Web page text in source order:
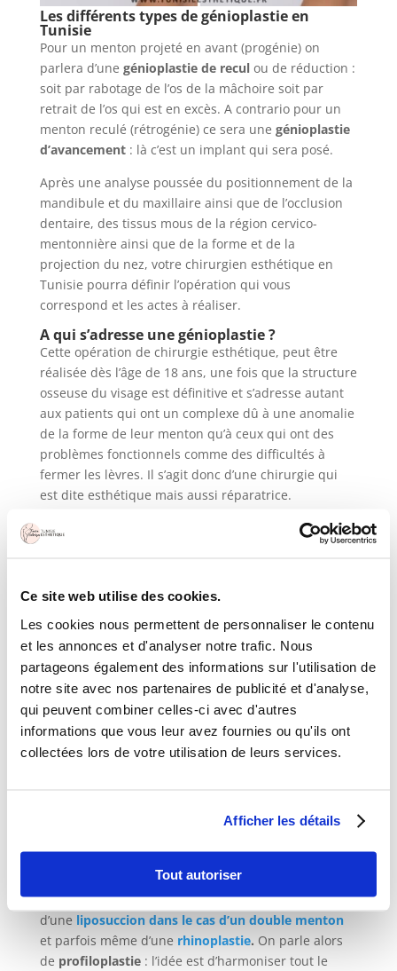
Ce site web utilise des cookies.
Les cookies nous permettent de personnaliser le contenu
et les annonces et d'analyser notre trafic. Nous
partageons également des informations sur l'utilisation de
notre site avec nos partenaires de publicité et d'analyse,
qui peuvent combiner celles-ci avec d'autres
informations que vous leur avez fournies ou qu'ils ont
collectées lors de votre utilisation de leurs services.
Afficher les détails
Tout autoriser
Les différents types de génioplastie en
Tunisie
Pour un menton projeté en avant (progénie) on
parlera d’une génioplastie de reculou de réduction :
soit par rabotage de l’os de la mâchoire soit par
retrait de l’os qui est en excès. A contrario pour un
menton reculé (rétrogénie) ce sera une génioplastie
d’avancement: là c’est un implant qui sera posé.
Après une analyse poussée du positionnement de la
mandibule et du maxillaire ainsi que de l’occlusion
dentaire, des tissus mous de la région cervico-
mentonnière ainsi que de la forme et de la
projection du nez, votre chirurgien esthétique en
Tunisie pourra définir l’opération qui vous
correspond et les actes à réaliser.
A qui s’adresse une génioplastie ?
Cette opération de chirurgie esthétique, peut être
réalisée dès l’âge de 18 ans, une fois que la structure
osseuse du visage est définitive et s’adresse autant
aux patients qui ont un complexe dû à une anomalie
de la forme de leur menton qu’à ceux qui ont des
problèmes fonctionnels comme des difficultés à
fermer les lèvres. Il s’agit donc d’une chirurgie qui
est dite esthétique mais aussi réparatrice.
Le déroulement d’une génioplastie en
Tunisie
actes à réaliser. La durée est généralement comprise
entre 30 minutes et 2h. Dans tous les cas, les
cicatrices ne se voient pas puisqu’elles sont soit
dissimulées à l’intérieur de la bouche soit situées
sous le menton.
Avant toute opération, un RDV avec votre chirurgien
esthétique en Tunisie devra avoir lieu : il vous
examinera, vous expliquera les bénéfices et risques
Vous aurez aussi quelques examens à effectuer :
A noter, qu’une génioplastie peut être accompagnée
d’une liposuccion dans le cas d’un double menton
et parfois même d’une rhinoplastie. On parle alors
de profiloplastie: l’idée est d’harmoniser tout le